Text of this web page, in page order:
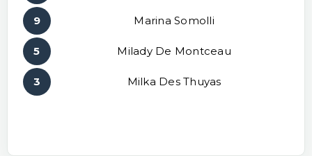
9 Marina Somolli
5 Milady De Montceau
3 Milka Des Thuyas